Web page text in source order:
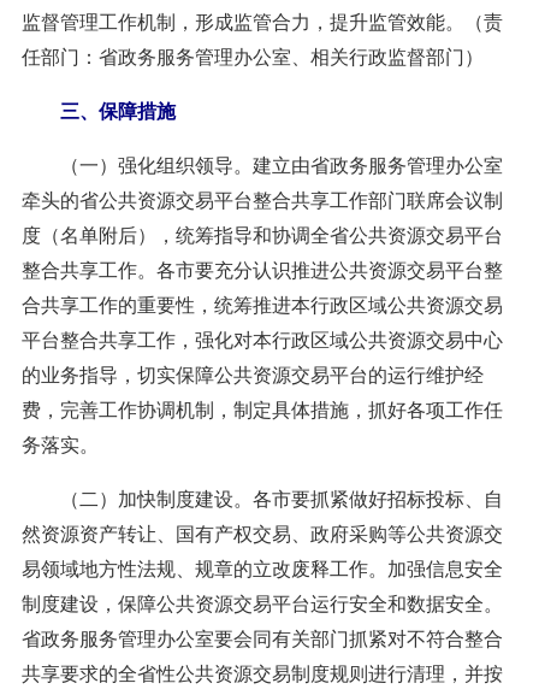
监督管理工作机制，形成监管合力，提升监管效能。（责
任部门：省政务服务管理办公室、相关行政监督部门）
三、保障措施
（一）强化组织领导。建立由省政务服务管理办公室
牵头的省公共资源交易平台整合共享工作部门联席会议制
度（名单附后），统筹指导和协调全省公共资源交易平台
整合共享工作。各市要充分认识推进公共资源交易平台整
合共享工作的重要性，统筹推进本行政区域公共资源交易
平台整合共享工作，强化对本行政区域公共资源交易中心
的业务指导，切实保障公共资源交易平台的运行维护经
费，完善工作协调机制，制定具体措施，抓好各项工作任
务落实。
（二）加快制度建设。各市要抓紧做好招标投标、自
然资源资产转让、国有产权交易、政府采购等公共资源交
易领域地方性法规、规章的立改废释工作。加强信息安全
制度建设，保障公共资源交易平台运行安全和数据安全。
省政务服务管理办公室要会同有关部门抓紧对不符合整合
共享要求的全省性公共资源交易制度规则进行清理，并按